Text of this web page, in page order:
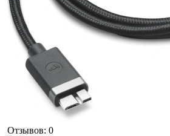
Отзывов: 0